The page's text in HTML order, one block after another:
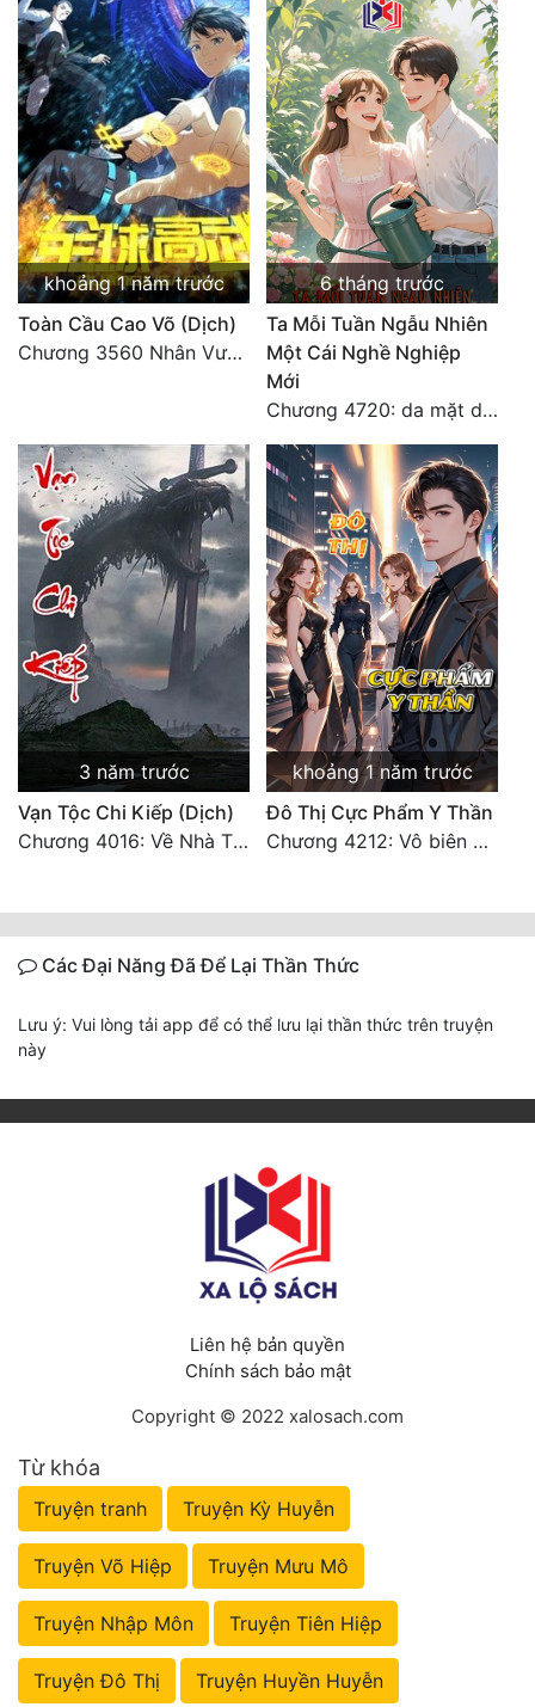
khoảng 1 năm trước
Toàn Cầu Cao Võ (Dịch)
Chương 3560 Nhân Vương trở về - END
6 tháng trước
Ta Mỗi Tuần Ngẫu Nhiên
Một Cái Nghề Nghiệp
Mới
Chương 4720: da mặt dày
3 năm trước
Vạn Tộc Chi Kiếp (Dịch)
Chương 4016: Về Nhà Thôi... (Đại Kết Cục)
khoảng 1 năm trước
Đô Thị Cực Phẩm Y Thần
Chương 4212: Vô biên hắc ám
Các Đại Năng Đã Để Lại Thần Thức
Lưu ý: Vui lòng tải app để có thể lưu lại thần thức trên truyện
này
Liên hệ bản quyền
Chính sách bảo mật
Copyright © 2022 xalosach.com
Từ khóa
Truyện tranh Truyện Kỳ Huyễn
Truyện Võ Hiệp Truyện Mưu Mô
Truyện Nhập Môn Truyện Tiên Hiệp
Truyện Đô Thị Truyện Huyền Huyễn